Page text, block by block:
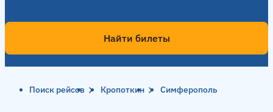
Найти билеты
Поиск рейсов Кропоткин Симферополь